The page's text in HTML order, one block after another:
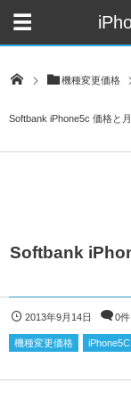
機種変更価格
Softbank iPhone5c 価格と
Softbank
2013年9月14日 0件
機種変更価格